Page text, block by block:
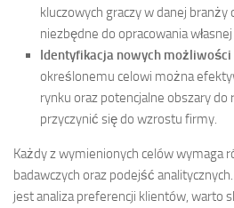
kluczowych graczy w danej branży
niezbędne do opracowania
Identyfikacja nowych możliwości
określonemu celowi można
rynku oraz potencjalne obszary
przyczynić się do wzrostu firmy.
Każdy z wymienionych celów wymaga
badawczych oraz podejść
jest analiza preferencji klientów, warto